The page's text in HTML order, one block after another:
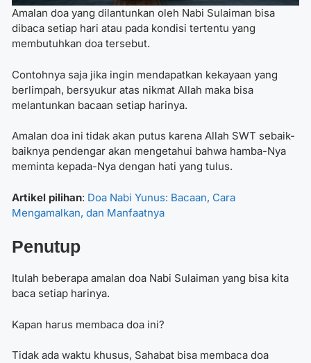
Amalan doa yang dilantunkan oleh Nabi Sulaiman bisa
dibaca setiap hari atau pada kondisi tertentu yang
membutuhkan doa tersebut.
Contohnya saja jika ingin mendapatkan kekayaan yang
berlimpah, bersyukur atas nikmat Allah maka bisa
melantunkan bacaan setiap harinya.
Amalan doa ini tidak akan putus karena Allah SWT sebaik-
baiknya pendengar akan mengetahui bahwa hamba-Nya
meminta kepada-Nya dengan hati yang tulus.
Artikel pilihan: Doa Nabi Yunus: Bacaan, Cara
Mengamalkan, dan Manfaatnya
Penutup
Itulah beberapa amalan doa Nabi Sulaiman yang bisa kita
baca setiap harinya.
Kapan harus membaca doa ini?
Tidak ada waktu khusus, Sahabat bisa membaca doa